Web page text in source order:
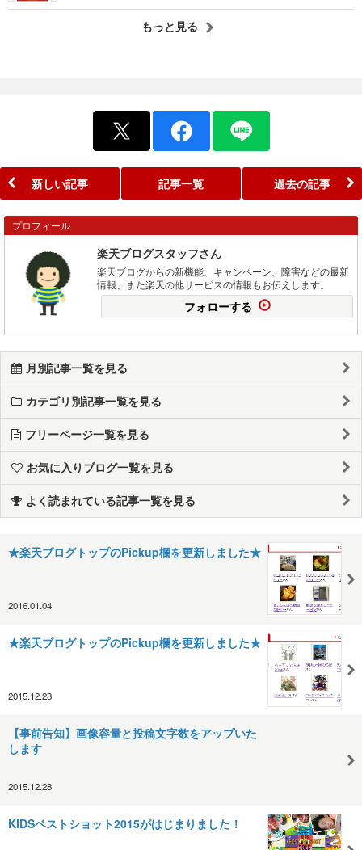
もっと見る
新しい記事 記事一覧 過去の記事
プロフィール
楽天ブログスタッフさん
楽天ブログからの新機能、キャンペーン、障害などの最新
情報、また楽天の他サービスの情報もお伝えします。
フォローする
月別記事一覧を見る
カテゴリ別記事一覧を見る
フリーページ一覧を見る
お気に入りブログ一覧を見る
よく読まれている記事一覧を見る
★楽天ブログトップのPickup欄を更新しました★
2016.01.04
★楽天ブログトップのPickup欄を更新しました★
2015.12.28
【事前告知】画像容量と投稿文字数をアップいた
します
2015.12.28
KIDSベストショット2015がはじまりました！